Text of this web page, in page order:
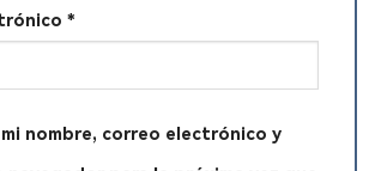
*
nombre, correo electrónico y